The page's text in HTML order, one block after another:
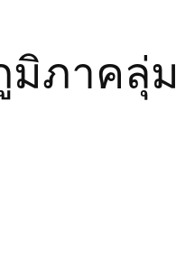
มิภาคลุ่ม